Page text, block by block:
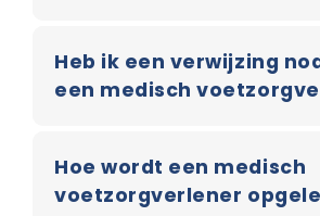
Heb ik een verwijzing
een medisch
Hoe wordt een medisch
voetzorgverlener